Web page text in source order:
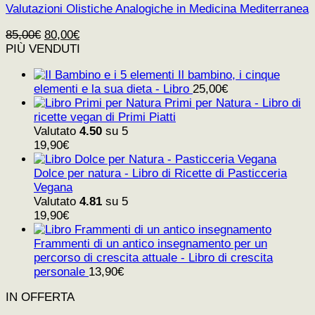
Valutazioni Olistiche Analogiche in Medicina Mediterranea
85,00€ Il
prezzo
era:
85,00€.
80,00€Il
prezzo
è:
80,00€.
PIÙ VENDUTI
Il bambino, i cinque
elementi e la sua dieta - Libro 25,00€
Primi per Natura - Libro di
ricette vegan di Primi Piatti
Valutato 4.50 su 5
19,90€
Dolce per natura - Libro di Ricette di Pasticceria
Vegana
Valutato 4.81 su 5
19,90€
Frammenti di un antico insegnamento per un
percorso di crescita attuale - Libro di crescita
personale 13,90€
IN OFFERTA